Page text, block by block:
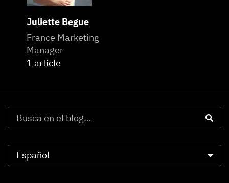
Juliette Begue
France Marketing
Manager
1 article